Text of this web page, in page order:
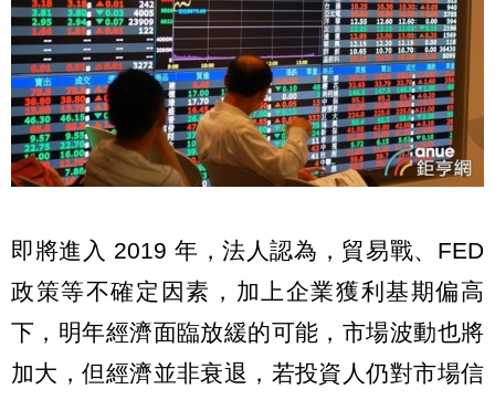
即將進入 2019 年，法人認為，貿易戰、FED
政策等不確定因素，加上企業獲利基期偏高
下，明年經濟面臨放緩的可能，市場波動也將
加大，但經濟並非衰退，若投資人仍對市場信